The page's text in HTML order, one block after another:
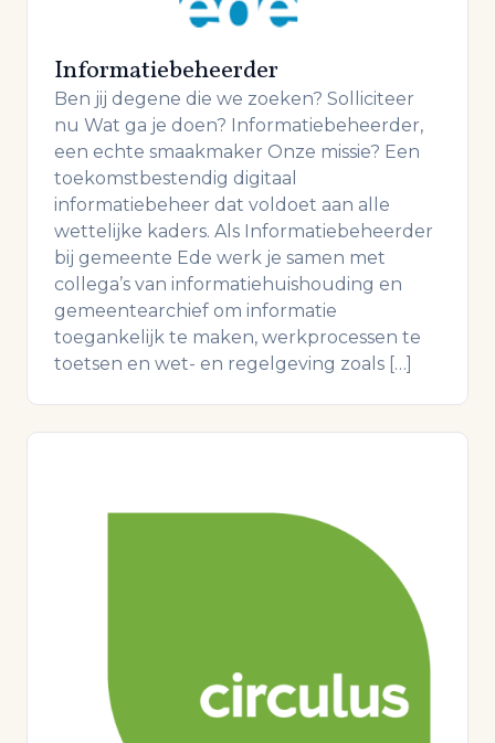
Informatiebeheerder
Ben jij degene die we zoeken? Solliciteer
nu Wat ga je doen? Informatiebeheerder,
een echte smaakmaker Onze missie? Een
toekomstbestendig digitaal
informatiebeheer dat voldoet aan alle
wettelijke kaders. Als Informatiebeheerder
bij gemeente Ede werk je samen met
collega’s van informatiehuishouding en
gemeentearchief om informatie
toegankelijk te maken, werkprocessen te
toetsen en wet- en regelgeving zoals […]